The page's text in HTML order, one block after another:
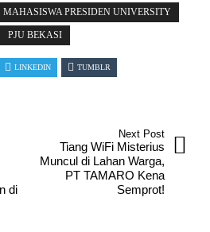
MAHASISWA PRESIDEN UNIVERSITY
PJU BEKASI
LINKEDIN TUMBLR
di
Next Post
Tiang WiFi Misterius
Muncul di Lahan Warga,
PT TAMARO Kena
Semprot!